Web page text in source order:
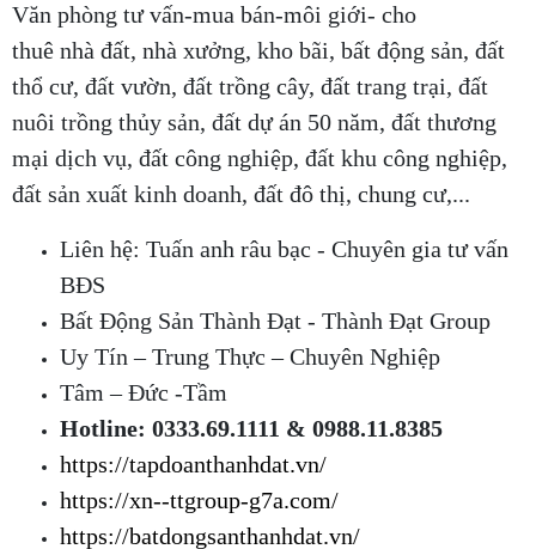
Văn phòng tư vấn-mua bán-môi giới- cho
thuê nhà đất, nhà xưởng, kho bãi, bất động sản, đất
thổ cư, đất vườn, đất trồng cây, đất trang trại, đất
nuôi trồng thủy sản, đất dự án 50 năm, đất thương
mại dịch vụ, đất công nghiệp, đất khu công nghiệp,
đất sản xuất kinh doanh, đất đô thị, chung cư,...
Liên hệ: Tuấn anh râu bạc - Chuyên gia tư vấn
BĐS
Bất Động Sản Thành Đạt - Thành Đạt Group
Uy Tín – Trung Thực – Chuyên Nghiệp
Tâm – Đức -Tầm
Hotline: 0333.69.1111 & 0988.11.8385
https://tapdoanthanhdat.vn/
https://xn--ttgroup-g7a.com/
https://batdongsanthanhdat.vn/